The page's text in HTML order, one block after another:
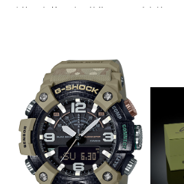
功能。在英国陆军的指导下，手表外观
作设计的亮点。这一 G-SHOCK 与英国
进的手表功能，旨在为参与最艰巨任务